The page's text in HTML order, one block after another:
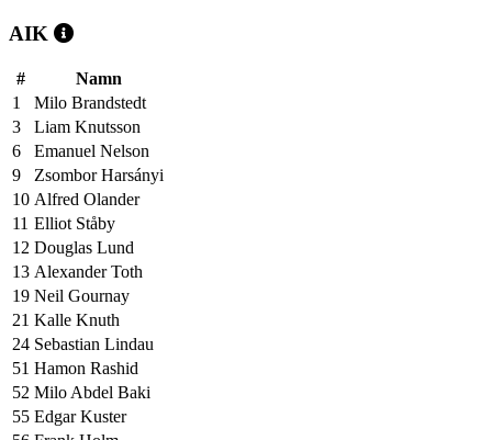
AIK
#
Namn
1
Milo Brandstedt
3
Liam Knutsson
6
Emanuel Nelson
9
Zsombor Harsányi
10 Alfred Olander
11 Elliot Ståby
12 Douglas Lund
13 Alexander Toth
19 Neil Gournay
21 Kalle Knuth
24 Sebastian Lindau
51 Hamon Rashid
52 Milo Abdel Baki
55 Edgar Kuster